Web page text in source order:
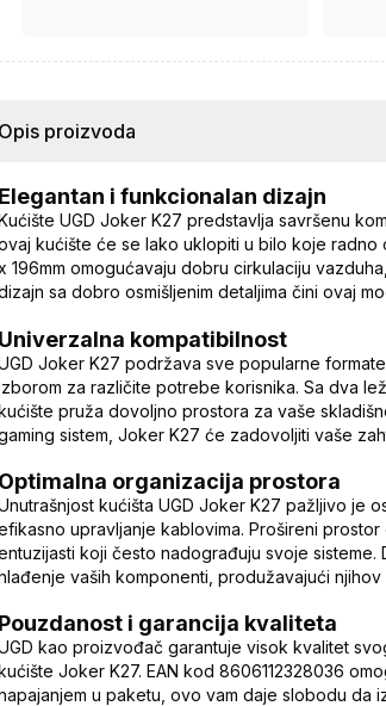
Opis proizvoda
Elegantan i funkcionalan dizajn
UGD Joker K27 predstavlja savršenu
kućište će se lako uklopiti u bilo koje radno
196mm omogućavaju dobru cirkulaciju
sa dobro osmišljenim detaljima čini ovaj
Univerzalna kompatibilnost
Joker K27 podržava sve popularne
za različite potrebe korisnika. Sa dva
pruža dovoljno prostora za vaše
sistem, Joker K27 će zadovoljiti vaše
Optimalna organizacija prostora
kućišta UGD Joker K27 pažljivo je
upravljanje kablovima. Prošireni
koji često nadograđuju svoje
vaših komponenti, produžavajući njihov
Pouzdanost i garancija kvaliteta
kao proizvođač garantuje visok kvalitet
Joker K27. EAN kod 8606112328036
u paketu, ovo vam daje slobodu da